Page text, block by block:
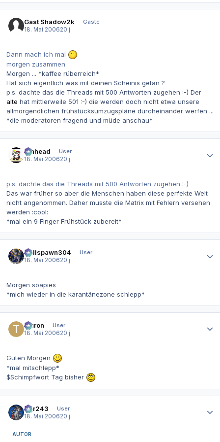
Gast Shadow2k
Gäste
18. Mai 200620 j
Dann mach ich mal
morgen zusammen
Morgen ... *kaffee rüberreich*
Hat sich eigentlich was mit deinen Scheinis getan ?
p.s. dachte das die Threads mit 500 Antworten zugehen :-) Der
alte hat mittlerweile 501 :-) die werden doch nicht etwa unsere
allmorgendlichen frühstücksumzugspläne durcheinander werfen ...
*die moderatoren fragend und müde anschau*
Pinhead
User
18. Mai 200620 j
p.s. dachte das die Threads mit 500 Antworten zugehen :-)
Das war früher so aber die Menschen haben diese perfekte Welt
nicht angenommen. Daher musste die Matrix mit Fehlern versehen
werden :cool:
*mal ein 9 Finger Frühstück zubereit*
Hellspawn304
User
18. Mai 200620 j
Morgen soapies
*mich wieder in die karantänezone schlepp*
tauron
User
18. Mai 200620 j
Guten Morgen
*mal mitschlepp*
$Schimpfwort Tag bisher
dgr243
User
18. Mai 200620 j
AUTOR